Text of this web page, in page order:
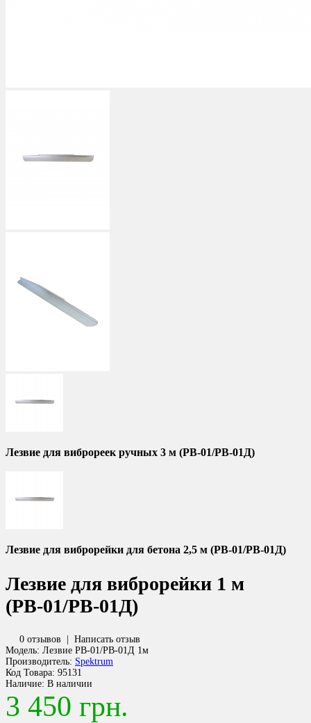
Лезвие для виброреек ручных 3 м (РВ-01/РВ-01Д)
Лезвие для виброрейки для бетона 2,5 м (РВ-01/РВ-01Д)
Лезвие для виброрейки 1 м
(РВ-01/РВ-01Д)
0 отзывов | Написать отзыв
Модель: Лезвие РВ-01/РВ-01Д 1м
Производитель: Spektrum
Код Товара: 95131
Наличие: В наличии
3 450 грн.